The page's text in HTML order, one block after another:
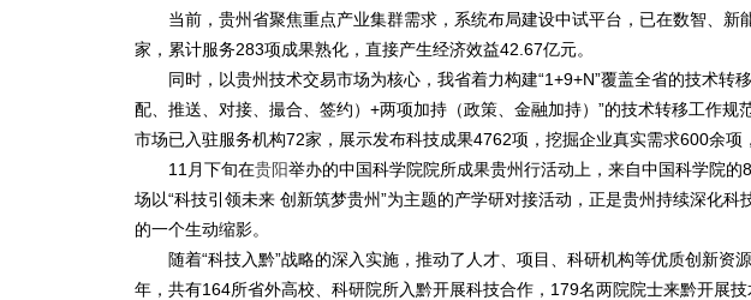
当前，贵州省聚焦重点产业集群需求，系统布局建设中试平台，已在数智、新
家，累计服务283项成果熟化，直接产生经济效益42.67亿元。
同时，以贵州技术交易市场为核心，我省着力构建“1+9+N”覆盖全省的技术转
配、推送、对接、撮合、签约）+两项加持（政策、金融加持）”的技术转移工作规
市场已入驻服务机构72家，展示发布科技成果4762项，挖掘企业真实需求600余项
11月下旬在贵阳举办的中国科学院院所成果贵州行活动上，来自中国科学院
场以“科技引领未来 创新筑梦贵州”为主题的产学研对接活动，正是贵州持续深化
的一个生动缩影。
随着“科技入黔”战略的深入实施，推动了人才、项目、科研机构等优质创新资
年，共有164所省外高校、科研院所入黔开展科技合作，179名两院院士来黔开展